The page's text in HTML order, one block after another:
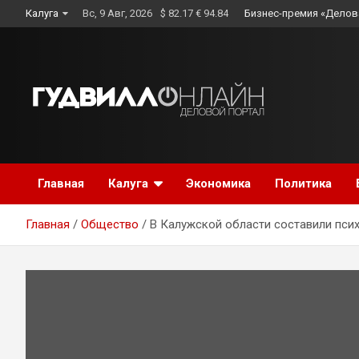
to
Калуга Вс, 9 Авг, 2026 $ 82.17 € 94.84 Бизнес-премия
Главная Калуга Экономика Политика
Главная Общество В Калужской области составили